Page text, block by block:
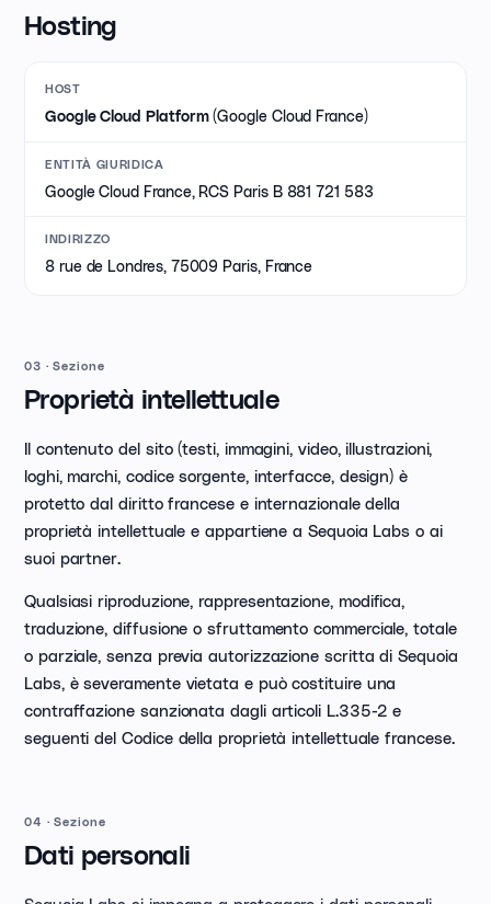
Hosting
HOST
Google Cloud Platform(Google Cloud France)
ENTITÀ GIURIDICA
Google Cloud France, RCS Paris B 881 721 583
INDIRIZZO
8 rue de Londres, 75009 Paris, France
03 ·Sezione
Proprietà intellettuale
Il contenuto del sito (testi, immagini, video, illustrazioni,
loghi, marchi, codice sorgente, interfacce, design) è
protetto dal diritto francese e internazionale della
proprietà intellettuale e appartiene a Sequoia Labs o ai
suoi partner.
Qualsiasi riproduzione, rappresentazione, modifica,
traduzione, diffusione o sfruttamento commerciale, totale
o parziale, senza previa autorizzazione scritta di Sequoia
Labs, è severamente vietata e può costituire una
contraffazione sanzionata dagli articoli L.335-2 e
seguenti del Codice della proprietà intellettuale francese.
04 ·Sezione
Dati personali